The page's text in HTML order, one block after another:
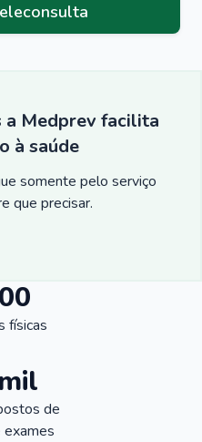
a Medprev facilita
à saúde
somente pelo serviço
que precisar.
físicas
de